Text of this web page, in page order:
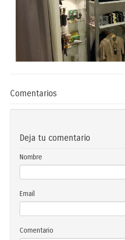
Comentarios
Deja tu comentario
Nombre
Email
Comentario